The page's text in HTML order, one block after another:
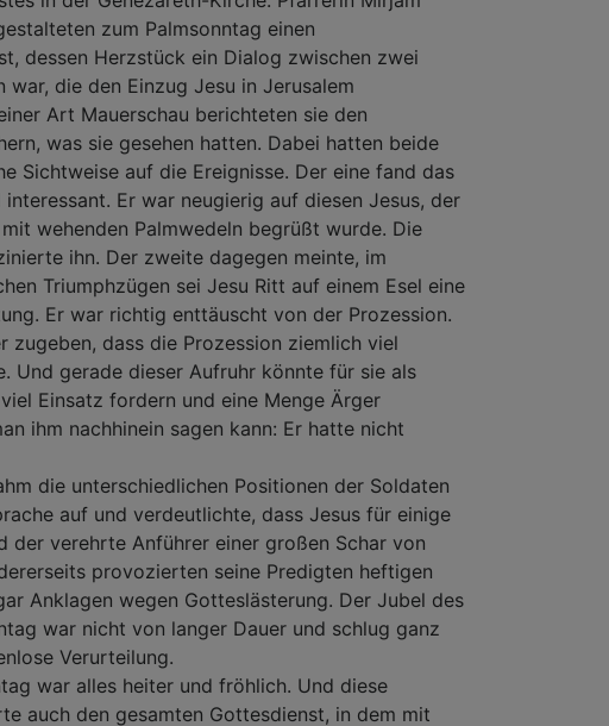
zum Palmsonntag einen
dessen Herzstück ein Dialog zwischen zwei
war, die den Einzug Jesu in Jerusalem
Art Mauerschau berichteten sie den
was sie gesehen hatten. Dabei hatten beide
Sichtweise auf die Ereignisse. Der eine fand das
Er war neugierig auf diesen Jesus, der
wehenden Palmwedeln begrüßt wurde. Die
ihn. Der zweite dagegen meinte, im
Triumphzügen sei Jesu Ritt auf einem Esel eine
Er war richtig enttäuscht von der Prozession.
zugeben, dass die Prozession ziemlich viel
Und gerade dieser Aufruhr könnte für sie als
Einsatz fordern und eine Menge Ärger
ihm nachhinein sagen kann: Er hatte nicht
die unterschiedlichen Positionen der Soldaten
auf und verdeutlichte, dass Jesus für einige
der verehrte Anführer einer großen Schar von
provozierten seine Predigten heftigen
Anklagen wegen Gotteslästerung. Der Jubel des
war nicht von langer Dauer und schlug ganz
Verurteilung.
war alles heiter und fröhlich. Und diese
auch den gesamten Gottesdienst, in dem mit